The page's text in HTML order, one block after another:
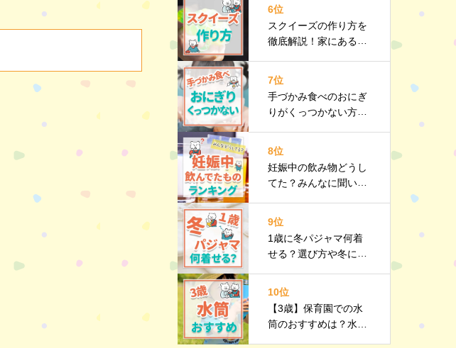
6位
スクイーズの作り方を
徹底解説！家にあるも
7位
手づかみ食べのおにぎ
りがくっつかない方法
8位
妊娠中の飲み物どうし
てた？みんなに聞いた
9位
1歳に冬パジャマ何着
せる？選び方や冬にお
10位
【3歳】保育園での水
筒のおすすめは？水筒